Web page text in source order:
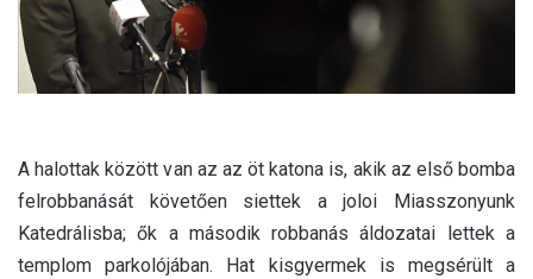
A halottak között van az az öt katona is, akik az első bomba
felrobbanását követően siettek a joloi Miasszonyunk
Katedrálisba; ők a második robbanás áldozatai lettek a
templom parkolójában. Hat kisgyermek is megsérült a